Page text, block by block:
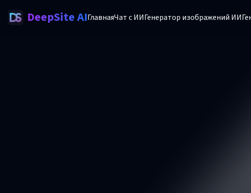
DeepSite AIГлавнаяЧат с ИИГенератор изображений ИИ